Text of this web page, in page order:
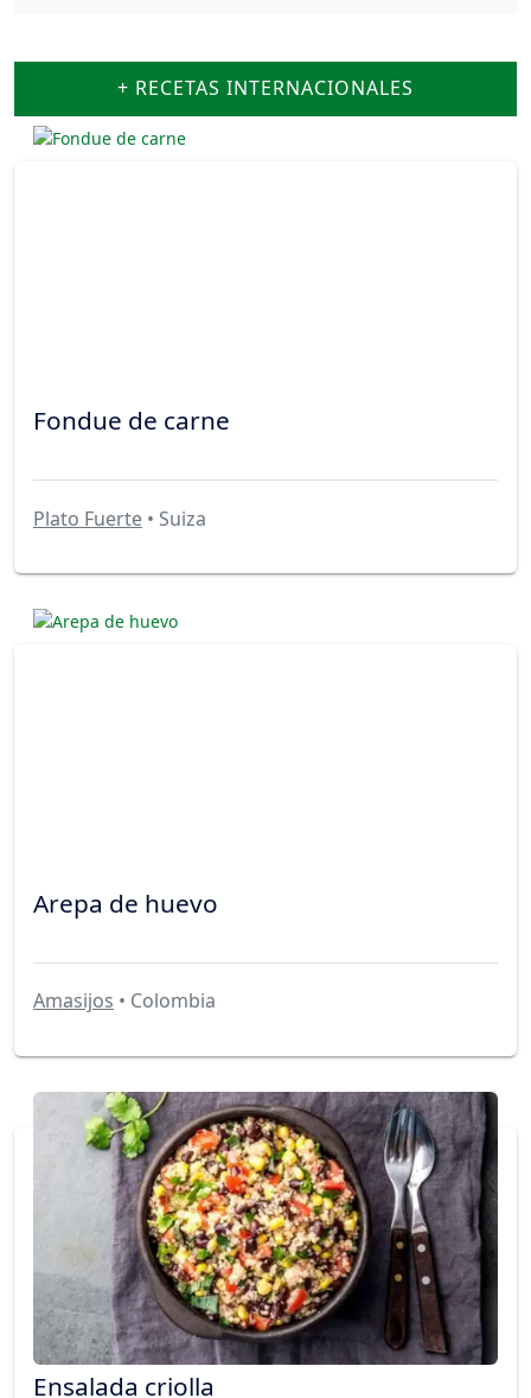
+ RECETAS INTERNACIONALES
Fondue de carne
Plato Fuerte • Suiza
Arepa de huevo
Amasijos • Colombia
Ensalada criolla